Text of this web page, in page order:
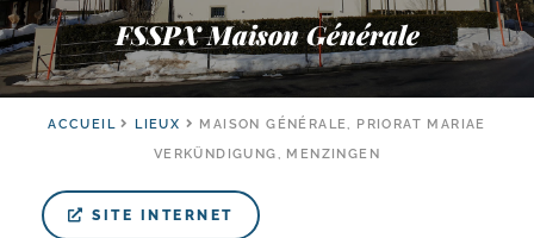
FSSPX Maison Générale
ACCUEIL LIEUX
MAISON GÉNÉRALE, PRIORAT MARIAE
VERKÜNDIGUNG, MENZINGEN
SITE INTERNET